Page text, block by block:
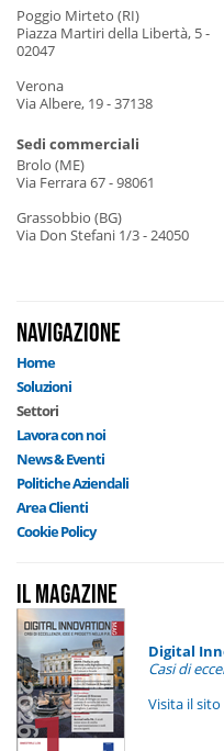
Poggio Mirteto (RI)
Piazza Martiri della Libertà, 5 -
02047
Verona
Via Albere, 19 - 37138
Sedi commerciali
Brolo (ME)
Via Ferrara 67 - 98061
Grassobbio (BG)
Via Don Stefani 1/3 - 24050
NAVIGAZIONE
Home
Soluzioni
Settori
Lavora con noi
News & Eventi
Politiche Aziendali
Area Clienti
Cookie Policy
Il Magazine
Digital
Casi di
Visita il sito